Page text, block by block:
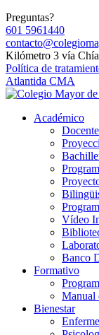
Preguntas?
601 5961440
Kilómetro 3 vía
Política de
Atlantida CMA
Académico
Vídeo
Banco
Formativo
Manual
Bienestar